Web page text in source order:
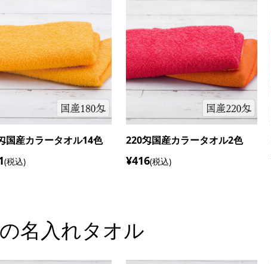
国産カラータオル14色
(税込)
180匁国産カラータオル2色
¥354(税込)
名入れタオル